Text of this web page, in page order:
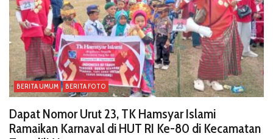
BERITA UMUM BERITA FOTO
Dapat Nomor Urut 23, TK Hamsyar Islami
Ramaikan Karnaval di HUT RI Ke-80 di Kecamatan